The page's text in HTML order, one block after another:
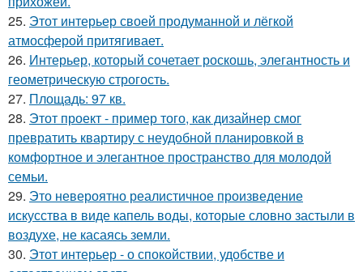
25. Этот интерьер своей продуманной и лёгкой
атмосферой притягивает.
26. Интерьер, который сочетает роскошь, элегантность и
геометрическую строгость.
27. Площадь: 97 кв.
28. Этот проект - пример того, как дизайнер смог
превратить квартиру с неудобной планировкой в
комфортное и элегантное пространство для молодой
семьи.
29. Это невероятно реалистичное произведение
искусства в виде капель воды, которые словно застыли в
воздухе, не касаясь земли.
30. Этот интерьер - о спокойствии, удобстве и